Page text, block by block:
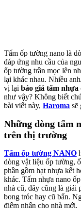
Tấm ốp tường nano là
đáp ứng nhu cầu của
ốp tường trần mọc lên
lại khác nhau. Nhiều
vị lại báo giá tấm
như vậy? Không biết
bài viết này, Haroma sẽ
Những dòng tấm
trên thị trường
Tấm ốp tường NANO
dòng vật liệu ốp tường,
phần gồm hạt nhựa kết
khác. Tấm nhựa nano
nhà cũ, đây cũng là giải
bong tróc hay cũ bẩn.
điểm nhấn cho nhà mới.